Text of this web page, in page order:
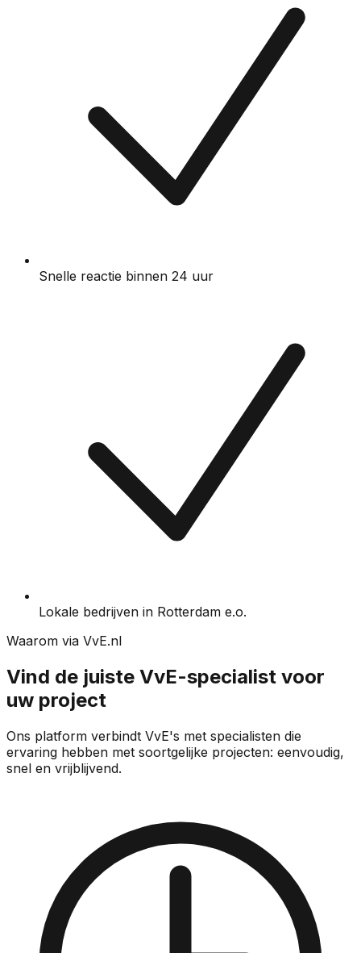
Snelle reactie binnen 24 uur
Lokale bedrijven in Rotterdam e.o.
Waarom via VvE.nl
Vind de juiste VvE-specialist voor
uw project
Ons platform verbindt VvE's met specialisten die
ervaring hebben met soortgelijke projecten: eenvoudig,
snel en vrijblijvend.